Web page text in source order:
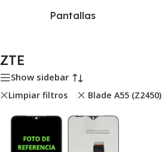
Pantallas
ZTE
Show sidebar
Limpiar filtros Blade A55 (Z2450)